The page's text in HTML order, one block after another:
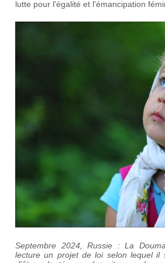
lutte pour l'égalité et l'émancipation
Septembre 2024, Russie : La
lecture un projet de loi selon lequel il